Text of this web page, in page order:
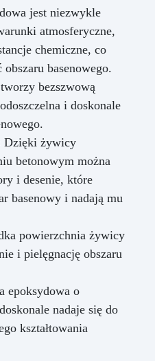
jest niezwykle
atmosferyczne,
chemiczne, co
basenowego.
bezszwową
i doskonale
Dzięki żywicy
betonowym można
i desenie, które
basenowy i nadają mu
powierzchnia żywicy
i pielęgnację obszaru
epoksydowa o
nadaje się do
kształtowania